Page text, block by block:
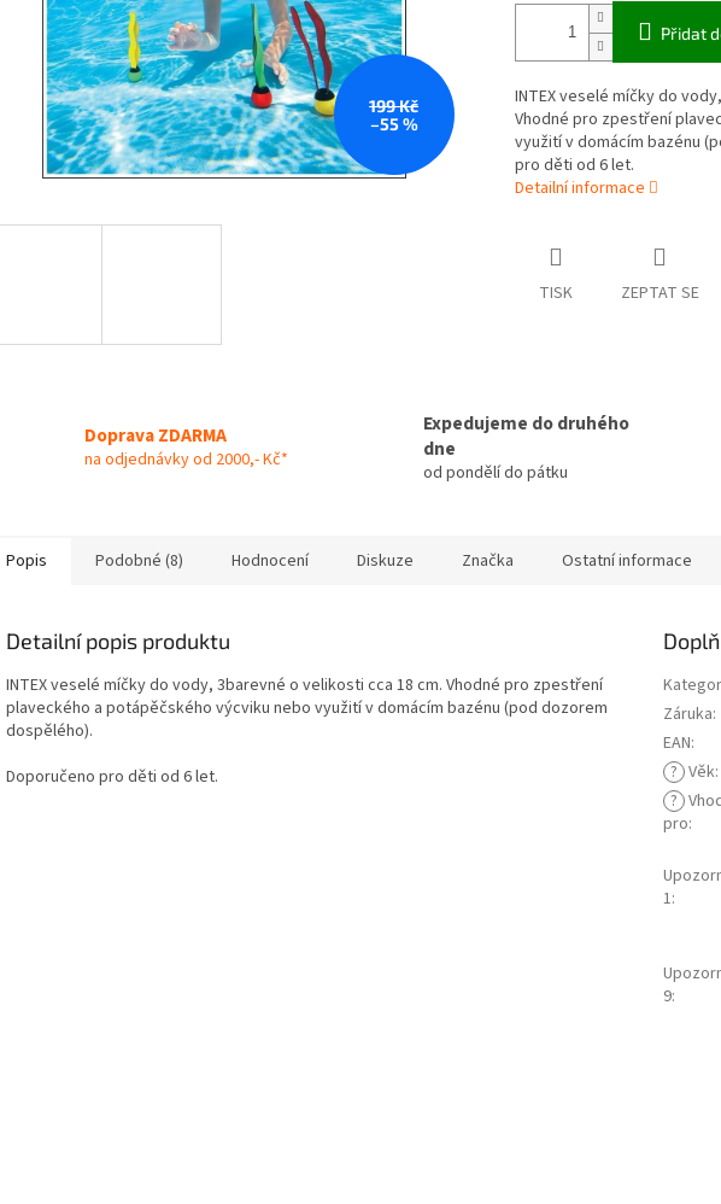
199 Kč
–55 %
Přidat
INTEX veselé míčky do
Vhodné pro zpestření
využití v domácím bazénu
pro děti od 6 let.
Detailní informace
TISK ZEPTAT SE
Doprava ZDARMA
na odjednávky od 2000,- Kč*
Expedujeme do druhého
dne
od pondělí do pátku
Popis Podobné (8) Hodnocení Diskuze Značka Ostatní informace
Detailní popis produktu
INTEX veselé míčky do vody, 3barevné o velikosti cca 18 cm. Vhodné pro zpestření
plaveckého a potápěčského výcviku nebo využití v domácím bazénu (pod dozorem
dospělého).
Doporučeno pro děti od 6 let.
Záruka:
EAN:
? Věk:
?
pro:
1:
9: